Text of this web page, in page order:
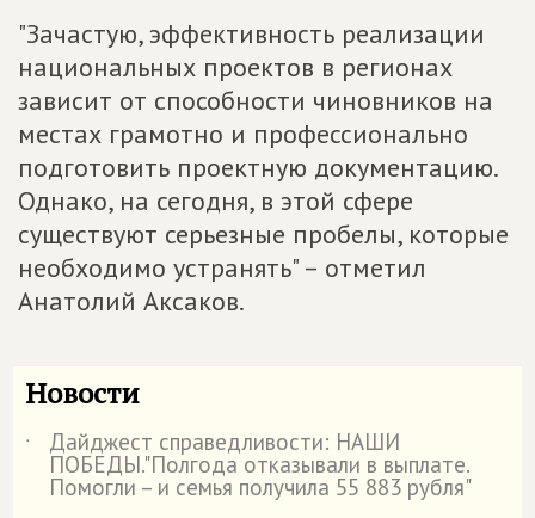
"Зачастую, эффективность реализации
национальных проектов в регионах
зависит от способности чиновников на
местах грамотно и профессионально
подготовить проектную документацию.
Однако, на сегодня, в этой сфере
существуют серьезные пробелы, которые
необходимо устранять" – отметил
Анатолий Аксаков.
Новости
˙ Дайджест справедливости: НАШИ
ПОБЕДЫ."Полгода отказывали в выплате.
Помогли – и семья получила 55 883 рубля"